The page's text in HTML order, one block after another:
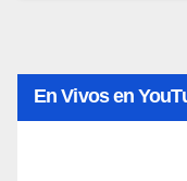
En Vivos en